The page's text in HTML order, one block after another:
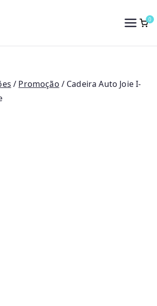
Dreams Baby
0
/ Promoção / Cadeira Auto Joie I-